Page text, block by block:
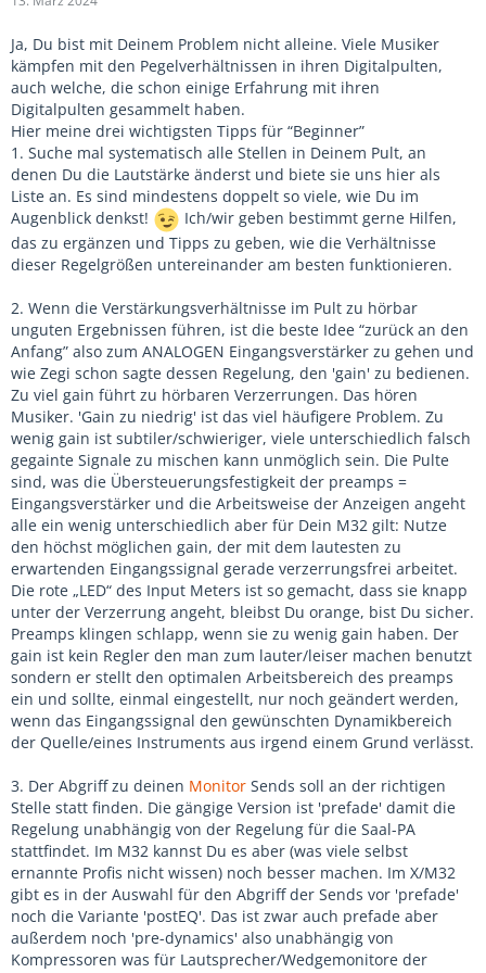
Ja, Du bist mit Deinem Problem nicht alleine. Viele Musiker
kämpfen mit den Pegelverhältnissen in ihren Digitalpulten,
auch welche, die schon einige Erfahrung mit ihren
Digitalpulten gesammelt haben.
Hier meine drei wichtigsten Tipps für “Beginner”
1. Suche mal systematisch alle Stellen in Deinem Pult, an
denen Du die Lautstärke änderst und biete sie uns hier als
Liste an. Es sind mindestens doppelt so viele, wie Du im
Augenblick denkst!
Ich/wir geben bestimmt gerne Hilfen,
das zu ergänzen und Tipps zu geben, wie die Verhältnisse
dieser Regelgrößen untereinander am besten funktionieren.
2. Wenn die Verstärkungsverhältnisse im Pult zu hörbar
unguten Ergebnissen führen, ist die beste Idee “zurück an den
Anfang” also zum ANALOGEN Eingangsverstärker zu gehen und
wie Zegi schon sagte dessen Regelung, den 'gain' zu bedienen.
Zu viel gain führt zu hörbaren Verzerrungen. Das hören
Musiker. 'Gain zu niedrig' ist das viel häufigere Problem. Zu
wenig gain ist subtiler/schwieriger, viele unterschiedlich falsch
gegainte Signale zu mischen kann unmöglich sein. Die Pulte
sind, was die Übersteuerungsfestigkeit der preamps =
Eingangsverstärker und die Arbeitsweise der Anzeigen angeht
alle ein wenig unterschiedlich aber für Dein M32 gilt: Nutze
den höchst möglichen gain, der mit dem lautesten zu
erwartenden Eingangssignal gerade verzerrungsfrei arbeitet.
Die rote „LED“ des Input Meters ist so gemacht, dass sie knapp
unter der Verzerrung angeht, bleibst Du orange, bist Du sicher.
Preamps klingen schlapp, wenn sie zu wenig gain haben. Der
gain ist kein Regler den man zum lauter/leiser machen benutzt
sondern er stellt den optimalen Arbeitsbereich des preamps
ein und sollte, einmal eingestellt, nur noch geändert werden,
wenn das Eingangssignal den gewünschten Dynamikbereich
der Quelle/eines Instruments aus irgend einem Grund verlässt.
3. Der Abgriff zu deinen Monitor Sends soll an der richtigen
Stelle statt finden. Die gängige Version ist 'prefade' damit die
Regelung unabhängig von der Regelung für die Saal-PA
stattfindet. Im M32 kannst Du es aber (was viele selbst
ernannte Profis nicht wissen) noch besser machen. Im X/M32
gibt es in der Auswahl für den Abgriff der Sends vor 'prefade'
noch die Variante 'postEQ'. Das ist zwar auch prefade aber
außerdem noch 'pre-dynamics' also unabhängig von
Kompressoren was für Lautsprecher/Wedgemonitore der